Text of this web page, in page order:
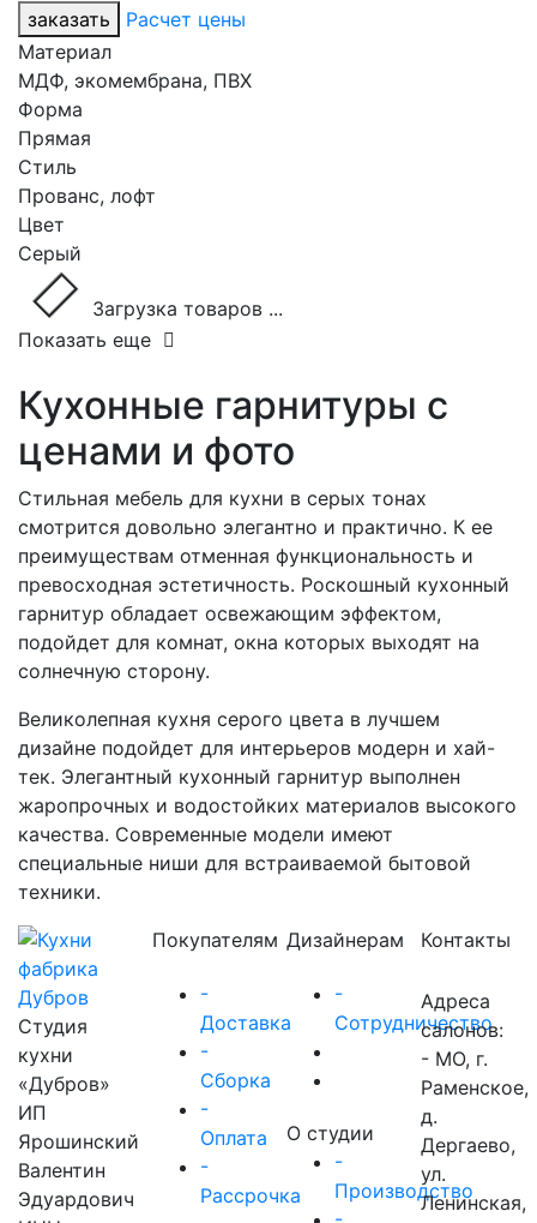
заказать
Расчет цены
Материал
МДФ, экомембрана, ПВХ
Форма
Прямая
Стиль
Прованс, лофт
Цвет
Серый
Загрузка товаров ...
Показать еще
Кухонные гарнитуры с
ценами и фото
Стильная мебель для кухни в серых тонах
смотрится довольно элегантно и практично. К ее
преимуществам отменная функциональность и
превосходная эстетичность. Роскошный кухонный
гарнитур обладает освежающим эффектом,
подойдет для комнат, окна которых выходят на
солнечную сторону.
Великолепная кухня серого цвета в лучшем
дизайне подойдет для интерьеров модерн и хай-
тек. Элегантный кухонный гарнитур выполнен
жаропрочных и водостойких материалов высокого
качества. Современные модели имеют
специальные ниши для встраиваемой бытовой
техники.
Студия
кухни
«Дубров»
ИП
Ярошинский
Валентин
Эдуардович
Покупателям
-
Доставка
-
Сборка
-
Оплата
-
Рассрочка
Дизайнерам
-
Сотрудничество
О студии
-
Производство
Контакты
Адреса
салонов:
- МО, г.
Раменское,
д.
Дергаево,
ул.
Ленинская,